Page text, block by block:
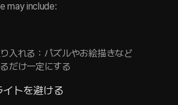
may include:
入れる：パズルやお絵描きなど
だけ一定にする
トを避ける